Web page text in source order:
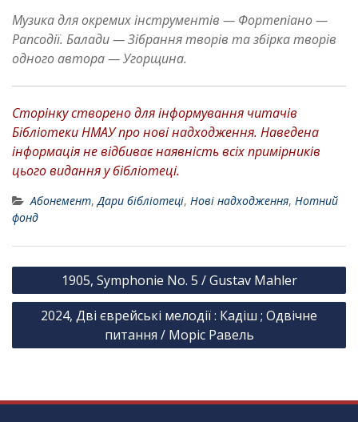
Музика для окремих інструментів — Фортепіано —
Рапсодії. Балади — Зібрання творів та збірка творів
одного автора — Угорщина.
Сторінку створено для інформування читачів
Бібліотеки НМАУ про нові надходження. Наведена
інформація не відбиває наявність всіх примірників
цього видання у бібліотеці.
Абонемент,Дари бібліотеці, Нові надходження, Нотний
фонд
Н
а
і
1905, Symphonie No. 5 / Gustav Mahler
2024, Дві єврейські мелодії : Кадіш ; Одвічне
питання / Моріс Равель